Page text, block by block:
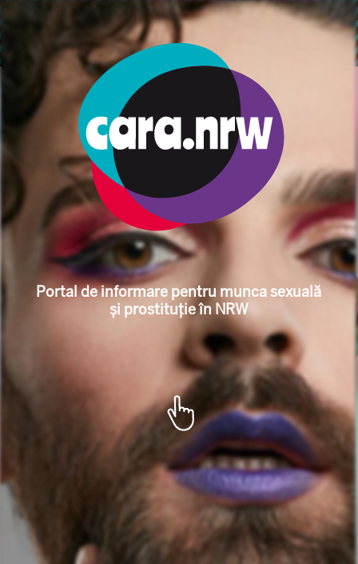
การแสดงเส้นทาง
หัว ข้อ ด้านสุขภาพ ประกันสุขภาพ
Informationsportal für
Portal de informare pentru munca sexuală
și prostituție în NRW